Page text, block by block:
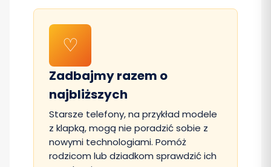
♡
Zadbajmy razem o
najbliższych
Starsze telefony, na przykład modele
z klapką, mogą nie poradzić sobie z
nowymi technologiami. Pomóż
rodzicom lub dziadkom sprawdzić ich